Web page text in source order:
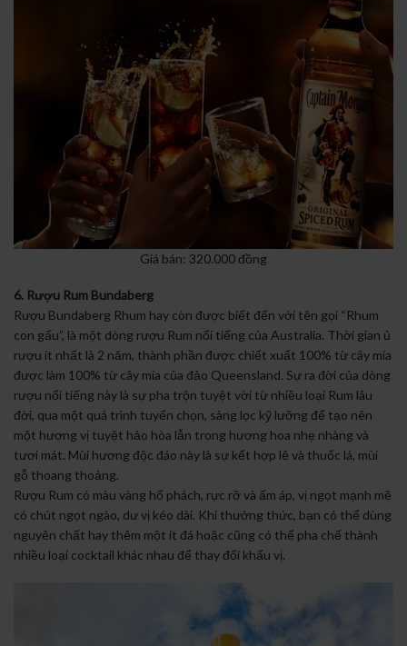
Giá bán: 320.000 đồng
6. Rượu Rum Bundaberg
Rượu Bundaberg Rhum hay còn được biết đến với tên gọi “Rhum
con gấu”, là một dòng rượu Rum nổi tiếng của Australia. Thời gian ủ
rượu ít nhất là 2 năm, thành phần được chiết xuất 100% từ cây mía
được làm 100% từ cây mía của đảo Queensland. Sự ra đời của dòng
rượu nổi tiếng này là sự pha trộn tuyệt vời từ nhiều loại Rum lâu
đời, qua một quá trình tuyển chọn, sàng lọc kỹ lưỡng để tạo nên
một hương vị tuyệt hảo hòa lẫn trong hương hoa nhẹ nhàng và
tươi mát. Mùi hương độc đáo này là sự kết hợp lê và thuốc lá, mùi
gỗ thoang thoảng.
Rượu Rum có màu vàng hổ phách, rực rỡ và ấm áp, vị ngọt mạnh mẽ
có chút ngọt ngào, dư vị kéo dài. Khi thưởng thức, bạn có thể dùng
nguyên chất hay thêm một ít đá hoặc cũng có thể pha chế thành
nhiều loại cocktail khác nhau để thay đổi khẩu vị.